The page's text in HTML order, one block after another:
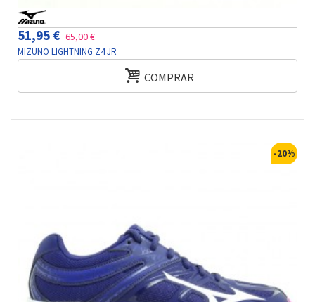
51,95 € 65,00 €
MIZUNO LIGHTNING Z4 JR
COMPRAR
-20%